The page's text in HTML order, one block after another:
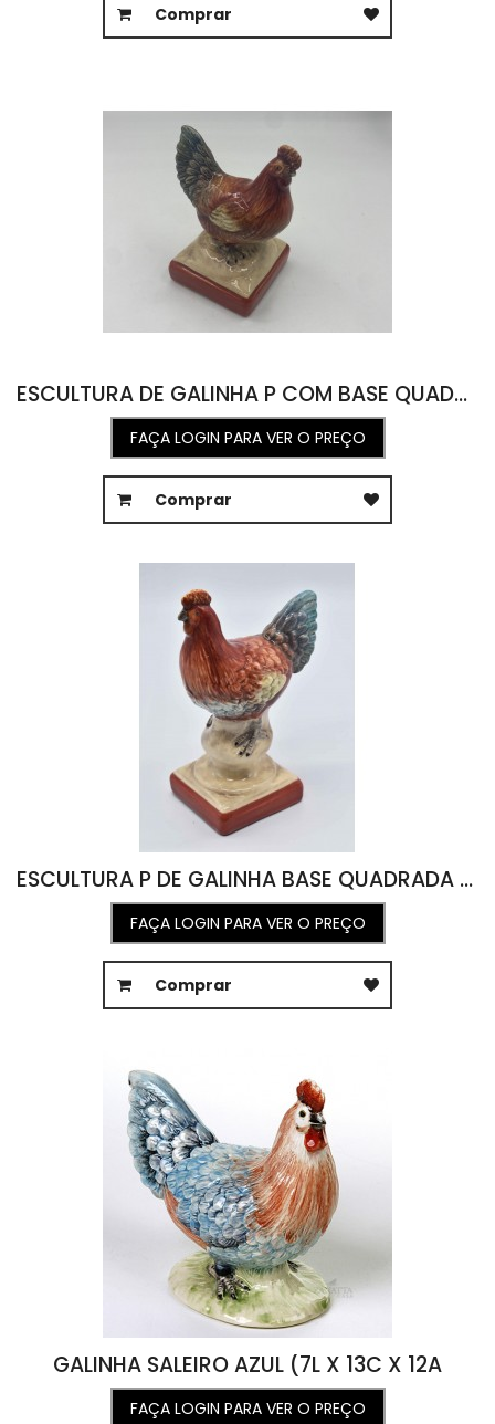
Comprar
ESCULTURA DE GALINHA P COM BASE QUADRADA 7L X 7C X 11A
FAÇA LOGIN PARA VER O PREÇO
Comprar
ESCULTURA P DE GALINHA BASE QUADRADA ROUGE DE FER 7L X 18C X 7A
FAÇA LOGIN PARA VER O PREÇO
Comprar
GALINHA SALEIRO AZUL (7L X 13C X 12A
FAÇA LOGIN PARA VER O PREÇO